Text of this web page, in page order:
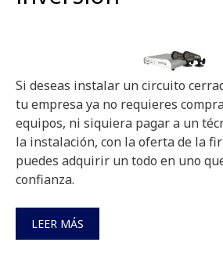
Si deseas instalar un circuito
tu empresa ya no requieres
equipos, ni siquiera pagar a un
la instalación, con la oferta de la
puedes adquirir un todo en uno
confianza.
LEER MÁS